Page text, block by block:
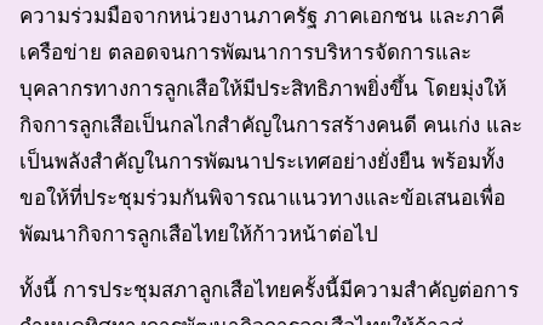
ความร่วมมือจากหน่วยงานภาครัฐ ภาคเอกชน และภาคี
เครือข่าย ตลอดจนการพัฒนาการบริหารจัดการและ
บุคลากรทางการลูกเสือให้มีประสิทธิภาพยิ่งขึ้น โดยมุ่งให้
กิจการลูกเสือเป็นกลไกสำคัญในการสร้างคนดี คนเก่ง และ
เป็นพลังสำคัญในการพัฒนาประเทศอย่างยั่งยืน พร้อมทั้ง
ขอให้ที่ประชุมร่วมกันพิจารณาแนวทางและข้อเสนอเพื่อ
พัฒนากิจการลูกเสือไทยให้ก้าวหน้าต่อไป
ทั้งนี้ การประชุมสภาลูกเสือไทยครั้งนี้มีความสำคัญต่อการ